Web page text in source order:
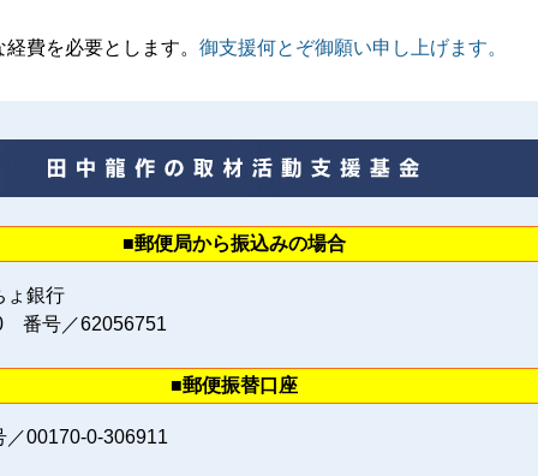
費を必要とします。 御支援何とぞ御願い申し上げます。
■郵便局から振込みの場合
ょ銀行
番号／62056751
■郵便振替口座
00170‐0‐306911